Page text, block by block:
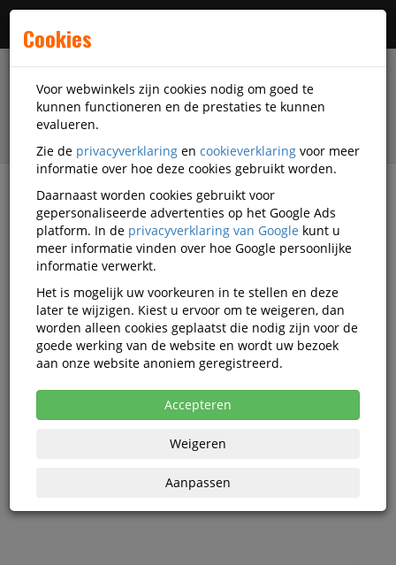
filter
Presentatiemiddelen
Planborden en accessoires
Jalema Grip Incl.
Magneetbevestiging 1200mm
Vanaf € 42,13 excl. BTW bij aankoop van minimaal 3
eenheden
Cookies
Voor webwinkels zijn cookies nodig om goed te
kunnen functioneren en de prestaties te kunnen
evalueren.
Zie de privacyverklaring en cookieverklaring voor meer
informatie over hoe deze cookies gebruikt worden.
Daarnaast worden cookies gebruikt voor
gepersonaliseerde advertenties op het Google Ads
platform. In de privacyverklaring van Google kunt u
meer informatie vinden over hoe Google persoonlijke
informatie verwerkt.
Het is mogelijk uw voorkeuren in te stellen en deze
later te wijzigen. Kiest u ervoor om te weigeren, dan
worden alleen cookies geplaatst die nodig zijn voor de
goede werking van de website en wordt uw bezoek
aan onze website anoniem geregistreerd.
Accepteren
Weigeren
Aanpassen